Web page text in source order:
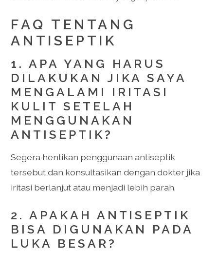
FAQ TENTANG
ANTISEPTIK
1. APA YANG HARUS
DILAKUKAN JIKA SAYA
MENGALAMI IRITASI
KULIT SETELAH
MENGGUNAKAN
ANTISEPTIK?
Segera hentikan penggunaan antiseptik
tersebut dan konsultasikan dengan dokter jika
iritasi berlanjut atau menjadi lebih parah.
2. APAKAH ANTISEPTIK
BISA DIGUNAKAN PADA
LUKA BESAR?